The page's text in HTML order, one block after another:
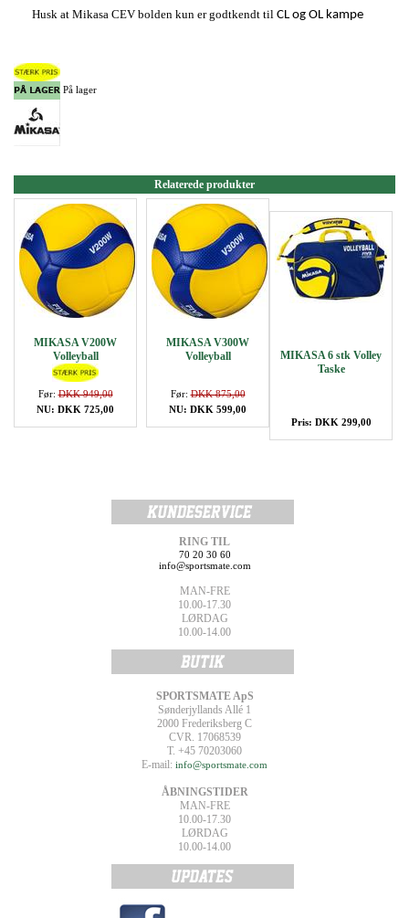
Husk at Mikasa CEV bolden kun er godtkendt til CL og OL kampe
På lager
Relaterede produkter
MIKASA V200W
Volleyball
Før:DKK 949,00
NU: DKK 725,00
MIKASA V300W
Volleyball
Før:DKK 875,00
NU: DKK 599,00
MIKASA 6 stk Volley
Taske
Pris: DKK 299,00
RING TIL
70 20 30 60
info@sportsmate.com
MAN-FRE
10.00-17.30
LØRDAG
10.00-14.00
SPORTSMATE ApS
Sønderjyllands Allé 1
2000 Frederiksberg C
CVR. 17068539
T. +45 70203060
E-mail: info@sportsmate.com
ÅBNINGSTIDER
MAN-FRE
10.00-17.30
LØRDAG
10.00-14.00